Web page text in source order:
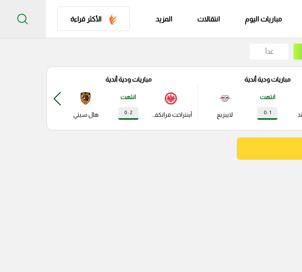
مباريات اليوم انتقالات المزيد الأكثر قراءة
غداً
مباريات ودية أندية
انتهت
1 : 0 لايبزيغ
مباريات ودية أندية
آينتراخت فرانكفورت
انتهت
2 : 0 هال سيتي